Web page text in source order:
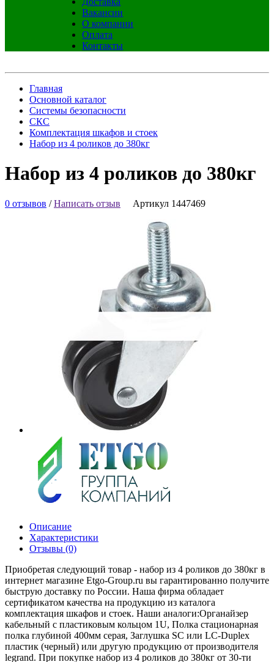
Вакансии
О компании
Оплата
Контакты
Главная
Основной каталог
Системы безопасности
СКС
Комплектация шкафов и стоек
Набор из 4 роликов до 380кг
Набор из 4 роликов до 380кг
0 отзывов /Написать отзыв Артикул 1447469
Описание
Характеристики
Отзывы (0)
Приобретая следующий товар - набор из 4 роликов до 380кг в
интернет магазине Etgo-Group.ru вы гарантированно получите
быструю доставку по России. Наша фирма обладает
сертификатом качества на продукцию из каталога
комплектация шкафов и стоек. Наши аналоги:Органайзер
кабельный с пластиковым кольцом 1U, Полка стационарная
полка глубиной 400мм серая, Заглушка SC или LC-Duplex
пластик (черный) или другую продукцию от производителя
legrand. При покупке набор из 4 роликов до 380кг от 30-ти